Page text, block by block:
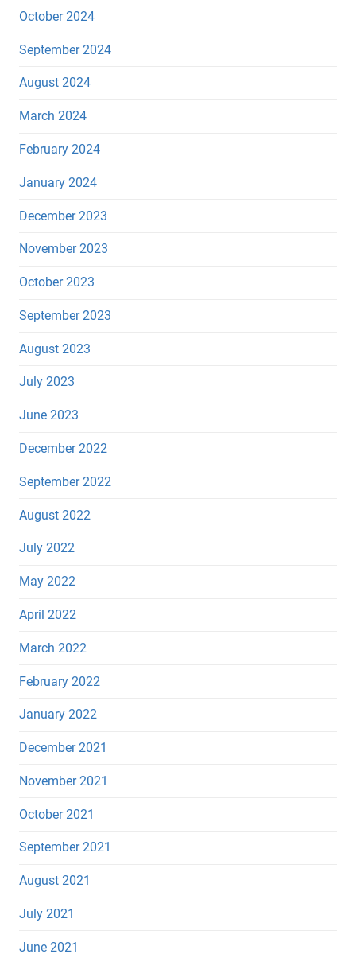
October 2024
September 2024
August 2024
March 2024
February 2024
January 2024
December 2023
November 2023
October 2023
September 2023
August 2023
July 2023
June 2023
December 2022
September 2022
August 2022
July 2022
May 2022
April 2022
March 2022
February 2022
January 2022
December 2021
November 2021
October 2021
September 2021
August 2021
July 2021
June 2021